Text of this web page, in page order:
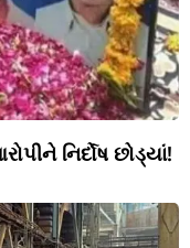
નિર્દોષ છોડ્યાં!